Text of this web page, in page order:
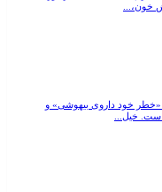
خون،...
«خطر خود داروی بیهوشی» و
خیل...